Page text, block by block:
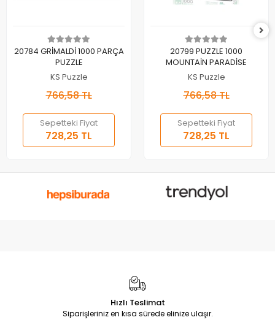
Sepete Ekle
20784 GRİMALDİ 1000 PARÇA
PUZZLE
KS Puzzle
766,58 TL
Sepetteki Fiyat
728,25 TL
Sepete Ekle
20799 PUZZLE 1000
MOUNTAİN PARADİSE
KS Puzzle
766,58 TL
Sepetteki Fiyat
728,25 TL
Hızlı Teslimat
Siparişleriniz en kısa sürede elinize ulaşır.